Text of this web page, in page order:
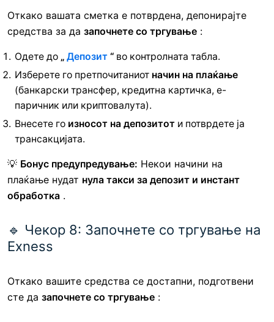
Откако вашата сметка е потврдена, депонирајте
средства за да започнете со тргување :
Одете до „ Депозит “ во контролната табла.
Изберете го претпочитаниот начин на плаќање
(банкарски трансфер, кредитна картичка, е-
паричник или криптовалута).
Внесете го износот на депозитот и потврдете ја
трансакцијата.
💡 Бонус предупредување: Некои начини на
плаќање нудат нула такси за депозит и инстант
обработка .
🔹 Чекор 8: Започнете со тргување на
Exness
Откако вашите средства се достапни, подготвени
сте да започнете со тргување :